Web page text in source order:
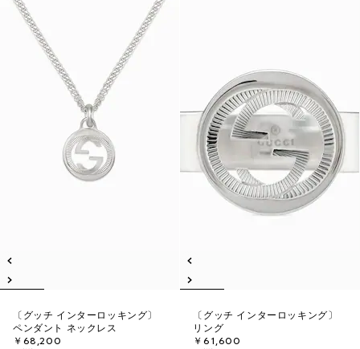
〔グッチ インターロッキング〕
ペンダント ネックレス
￥68,200
〔グッチ インターロッキング〕
リング
￥61,600